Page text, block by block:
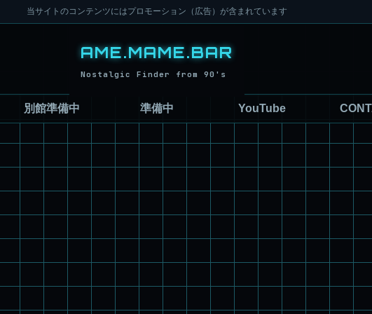
当サイトのコンテンツにはプロモーション（広告）が含まれています
別館準備中 準備中 YouTube